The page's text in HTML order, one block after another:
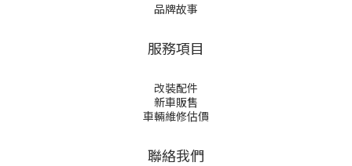
品牌故事
服務項目
改裝配件
新車販售
車輛維修估價
聯絡我們